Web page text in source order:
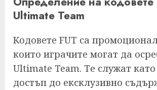
Ultimate Team
Кодовете FUT са
които играчите могат да
Ultimate Team. Те служат като
достъп до ексклузивно